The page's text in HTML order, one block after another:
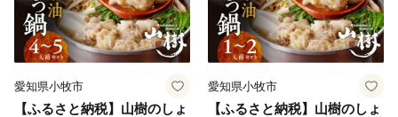
愛知県小牧市
【ふるさと納税】山樹のしょ
愛知県小牧市
【ふるさと納税】山樹のしょ